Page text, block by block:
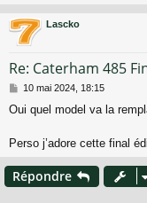
Lascko
Re: Caterham 485
M
s
a
e
10 mai 2024, 18:15
Oui quel model va la
Perso j’adore cette final
Répondre